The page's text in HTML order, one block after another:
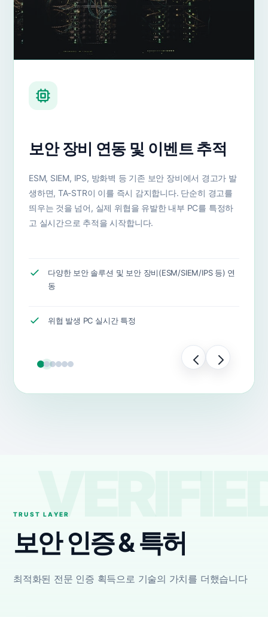
자동화된 정밀 분석 시스템
보안 이벤트와 연관된 프로세스 파일(PE파일)을 자동으로
수집합니다. 수집된 파일은 정적 분석 및 상관 분석을 거쳐
악성 여부와 의도를 정확하게 파악하여 오탐률을 최소화
합니다.
증적 파일(PE) 자동 수집
정적/상관 심층 분석
보안 인증 & 특허
최적화된 전문 인증 획득으로 기술의 가치를 더했습니다